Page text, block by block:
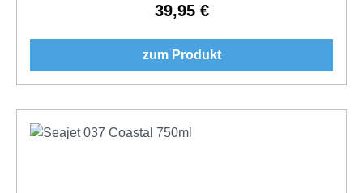
Regulärer Preis:
39,95 €
zum Produkt